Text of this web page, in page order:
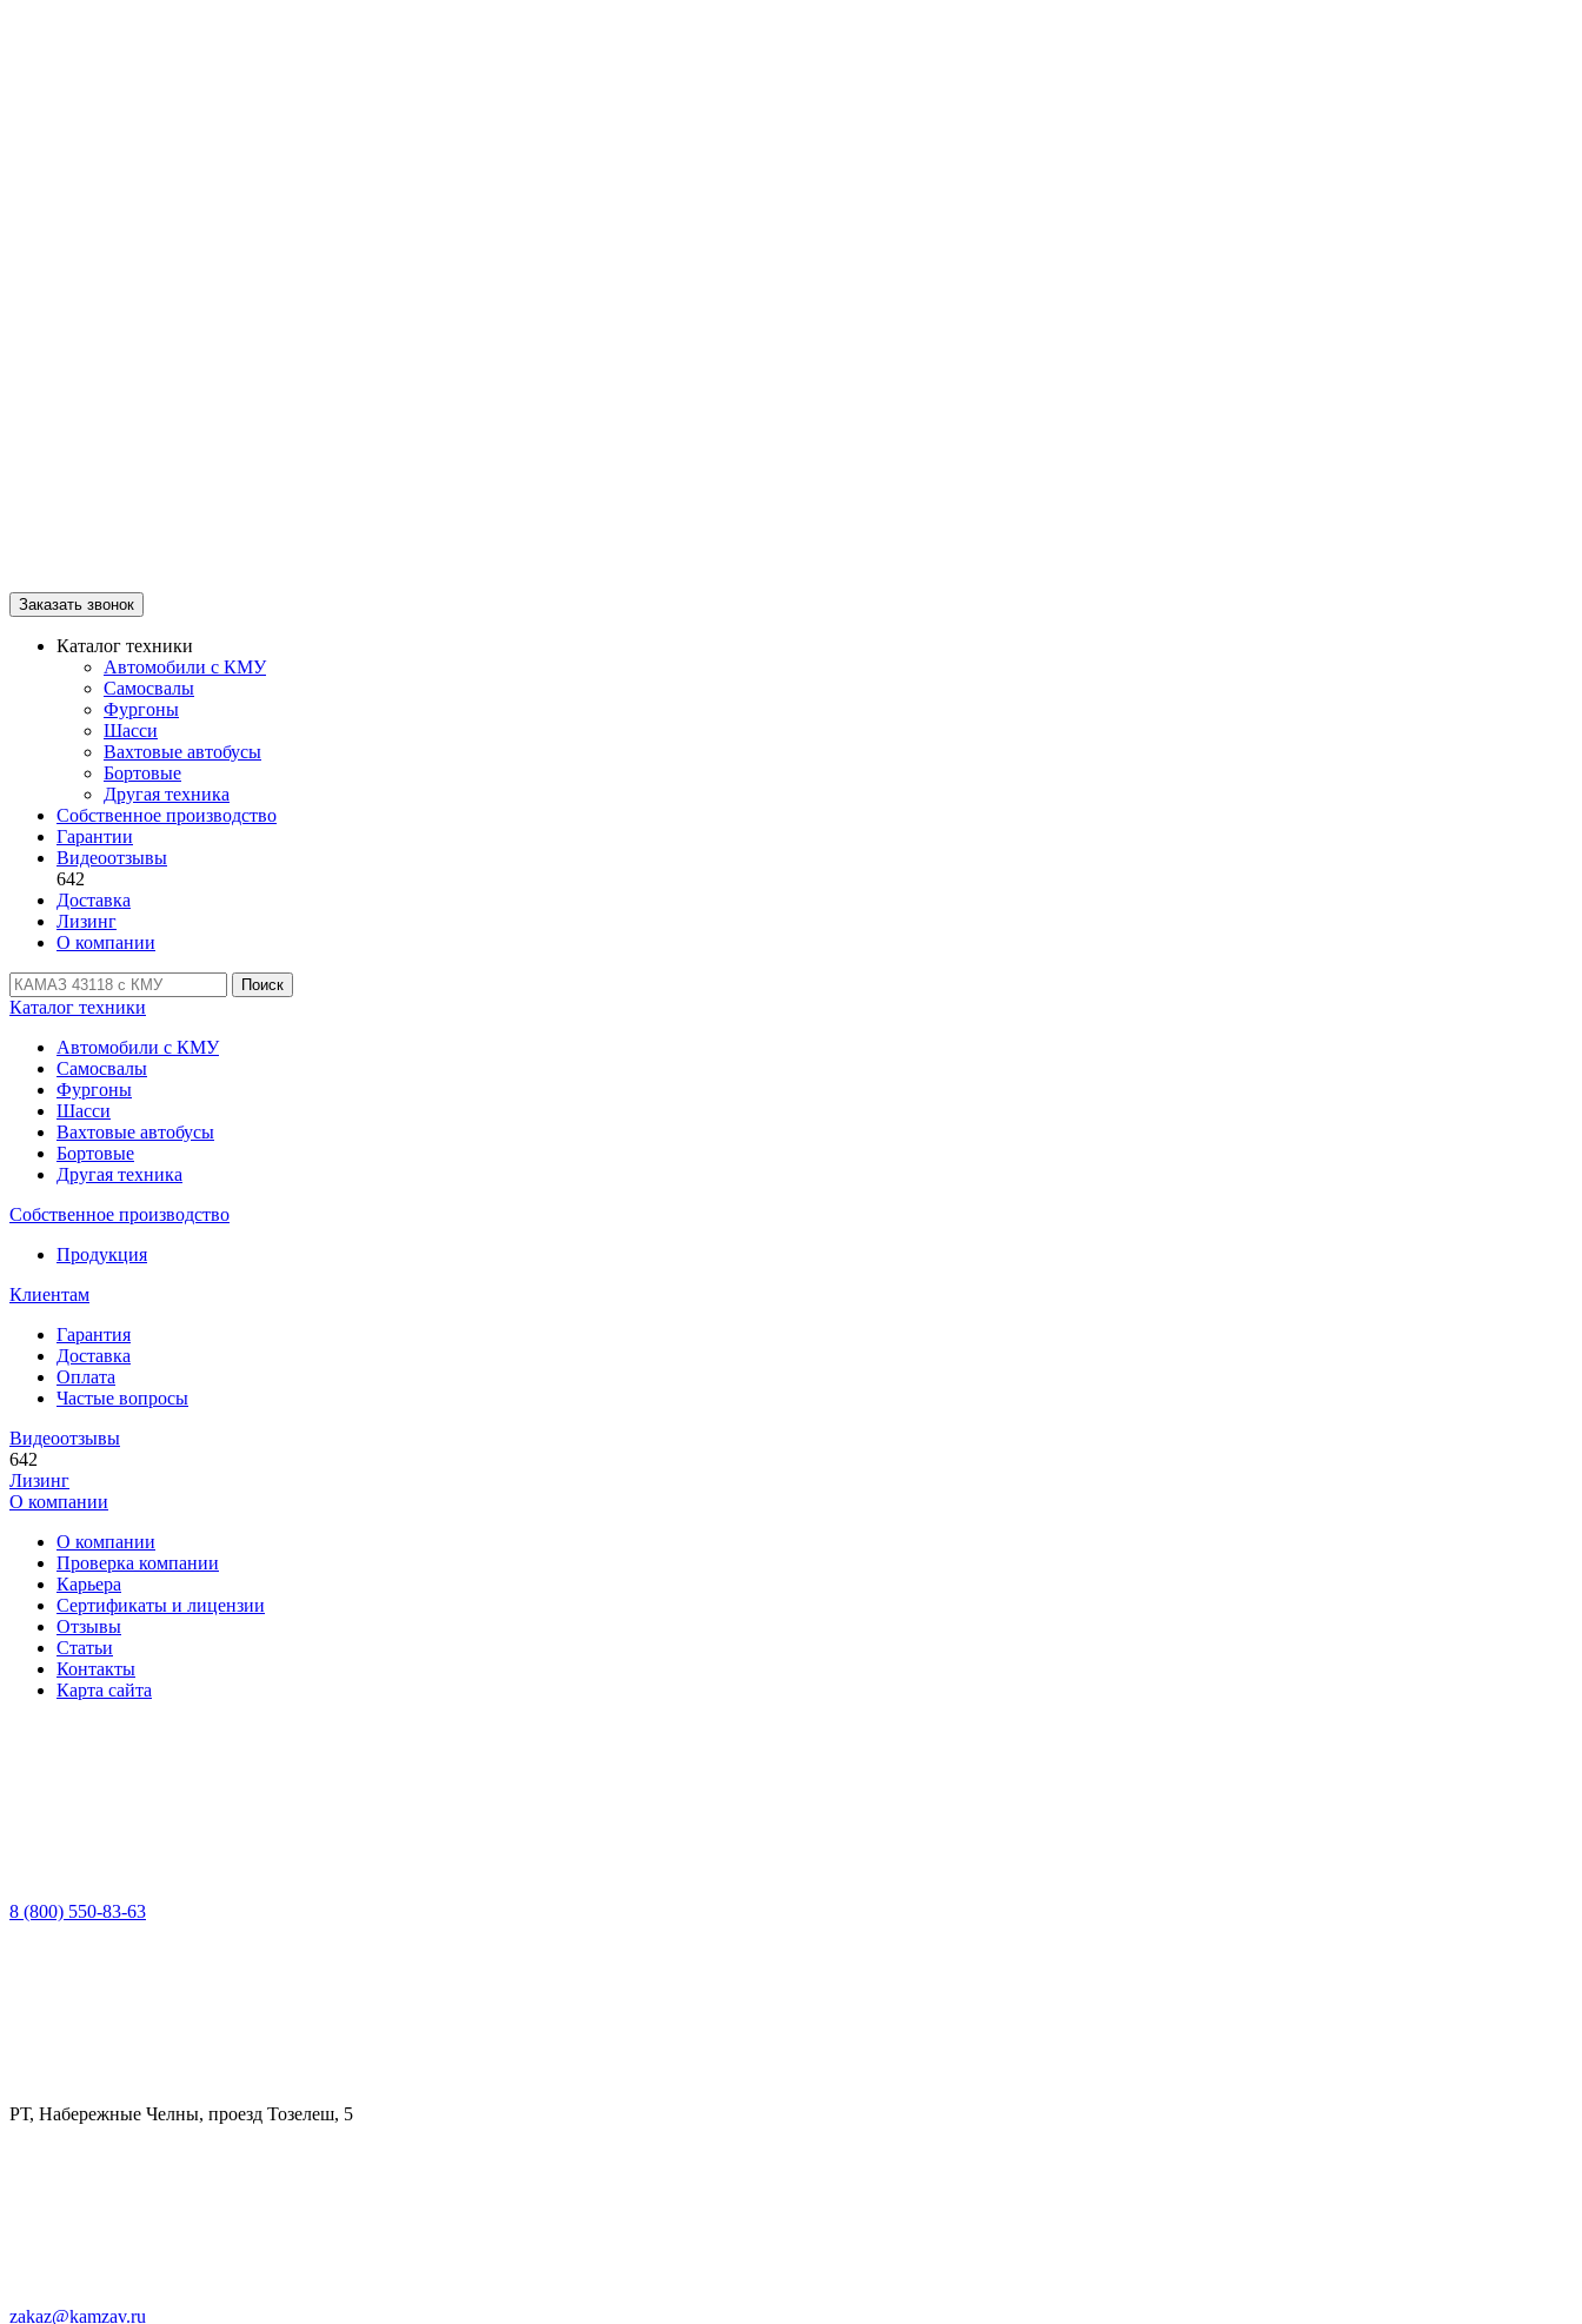
Заказать звонок
Каталог техники
Автомобили с КМУ
Самосвалы
Фургоны
Шасси
Вахтовые автобусы
Бортовые
Другая техника
Собственное производство
Гарантии
Видеоотзывы
642
Доставка
Лизинг
О компании
Поиск
Каталог техники
Автомобили с КМУ
Самосвалы
Фургоны
Шасси
Вахтовые автобусы
Бортовые
Другая техника
Собственное производство
Продукция
Клиентам
Гарантия
Доставка
Оплата
Частые вопросы
Видеоотзывы
642
Лизинг
О компании
О компании
Проверка компании
Карьера
Сертификаты и лицензии
Отзывы
Статьи
Контакты
Карта сайта
8 (800) 550-83-63
РТ, Набережные Челны, проезд Тозелеш, 5
zakaz@kamzav.ru